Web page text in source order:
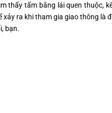
thấy tấm bằng lái quen thuộc,
xảy ra khi tham gia giao thông là
bạn.